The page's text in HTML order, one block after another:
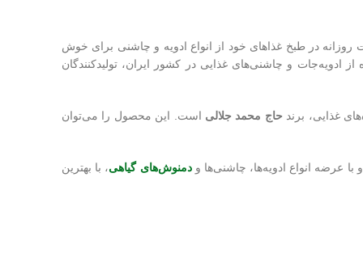
در طبخ غذاهای خود از انواع ادویه‌ و چاشنی برای خوش
ادویه‌جات و چاشنی‌های غذایی در کشور ایران، تولیدکنندگان
غذایی، برند حاج ‌محمد جلالی است. این محصول را می‌توان
و با عرضه انواع ادویه‌ها، چاشنی‌ها ودمنوش‌های گیاهی، با بهترین